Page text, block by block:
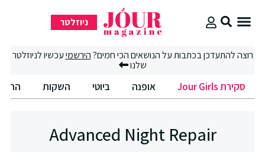
ניוזלטר
רוצה להתעדכן בכתבות על הנושאים הכי חמים?הירשמיעכשיו לניוזלטר
שלנו
סקירת Jour Girls אופנה ביוטי השקות
Advanced Night Repair